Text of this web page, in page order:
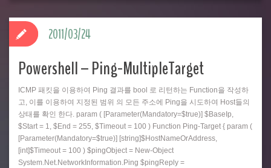
Powershell – Ping-MultipleTarget
ICMP 패킷을 이용하여 Ping 결과를 bool 로 리턴하는 Function을 작성하
고, 이를 이용하여 지정된 범위 의 모든 주소에 Ping을 시도하여 Host들의
상태를 확인 한다. param ( [Parameter(Mandatory=$true)] $BaseIp,
$Start = 1, $End = 255, $Timeout = 100 ) Function Ping-Target { param (
[Parameter(Mandatory=$true)] [string]$HostNameOrAddress,
[int]$Timeout = 100 ) $pingObject = New-Object
System.Net.NetworkInformation.Ping $pingReply =
2011/03/24